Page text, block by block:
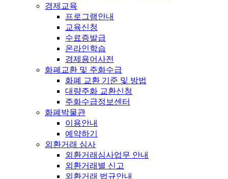
경제교육
프로그램안내
교육신청
수료증발급
온라인학습
경제용어사전
화폐교환 및 주화수급
화폐 교환 기준 및 방법
대량주화 교환신청
주화수급정보센터
화폐박물관
이용안내
예약하기
외환거래 심사
외환거래심사업무 안내
외환거래별 신고
외환거래 법규안내